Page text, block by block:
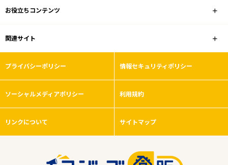
お役立ちコンテンツ
関連サイト
プライバシーポリシー 情報セキュリティポリシー
ソーシャルメディアポリシー 利用規約
リンクについて サイトマップ